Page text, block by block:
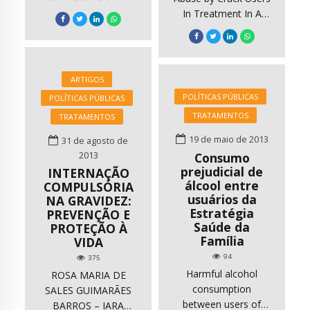
GRANDE DO SUL
FACULDADE DE
SERVIÇO SOCIAL
GRADUAÇÃO EM
SERVIÇO SOCIAL
GABRIELI DE SOUZA
BANDEIRA Esse
estudo versa sobre o
trabalho do
assistente social na
Política de Atenção
aos usuários de
drogas e objetiva
analisar como a
categoria profissional
dos assistentes
sociais vem
discutindo a questão
do uso […]
In Treatment In A
Therapeutic
Community Maycon
Rogério Seleghim,
Oliveira A
identificação do perfil
de usuários de
drogas de abuso é
uma das primeiras
ações para a
elaboração de
políticas públicas.
Objetivo. O objetivo
do estudo é
descrever o padrão
do uso das principais
drogas de […]
ARTIGOS
POLÍTICAS PÚBLICAS
TRATAMENTOS
31 de agosto de
2013
INTERNAÇÃO
COMPULSÓRIA
NA GRAVIDEZ:
PREVENÇÃO E
PROTEÇÃO À
VIDA
375
ROSA MARIA DE
SALES GUIMARÃES
BARROS – IARA
POLÍTICAS PÚBLICAS
TRATAMENTOS
19 de maio de 2013
Consumo
prejudicial de
álcool entre
usuários da
Estratégia
Saúde da
Família
94
Harmful alcohol
consumption
between users of